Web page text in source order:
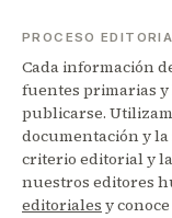
PROCESO
Cada información
fuentes primarias
publicarse.
documentación y
criterio editorial y
nuestros editores
editoriales y